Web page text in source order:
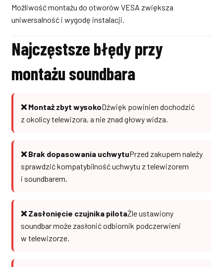
Możliwość montażu do otworów VESA zwiększa
uniwersalność i wygodę instalacji.
Najczęstsze błędy przy
montażu soundbara
❌ Montaż zbyt wysokoDźwięk powinien dochodzić
z okolicy telewizora, a nie znad głowy widza.
❌ Brak dopasowania uchwytuPrzed zakupem należy
sprawdzić kompatybilność uchwytu z telewizorem
i soundbarem.
❌ Zasłonięcie czujnika pilotaŹle ustawiony
soundbar może zasłonić odbiornik podczerwieni
w telewizorze.